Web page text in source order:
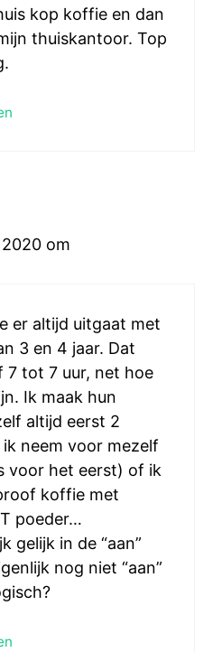
kop koffie en dan
thuiskantoor. Top
om
er altijd uitgaat met
3 en 4 jaar. Dat
7 tot 7 uur, net hoe
Ik maak hun
altijd eerst 2
neem voor mezelf
voor het eerst) of ik
koffie met
poeder…
gelijk in de “aan”
nog niet “aan”